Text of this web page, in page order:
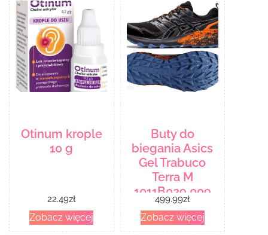
Otinum krople
10 g
22.49zł
Zobacz więcej
Buty do
biegania Asics
Gel Trabuco
Terra M
1011B029 009
Czarny
499.99zł
Zobacz więcej